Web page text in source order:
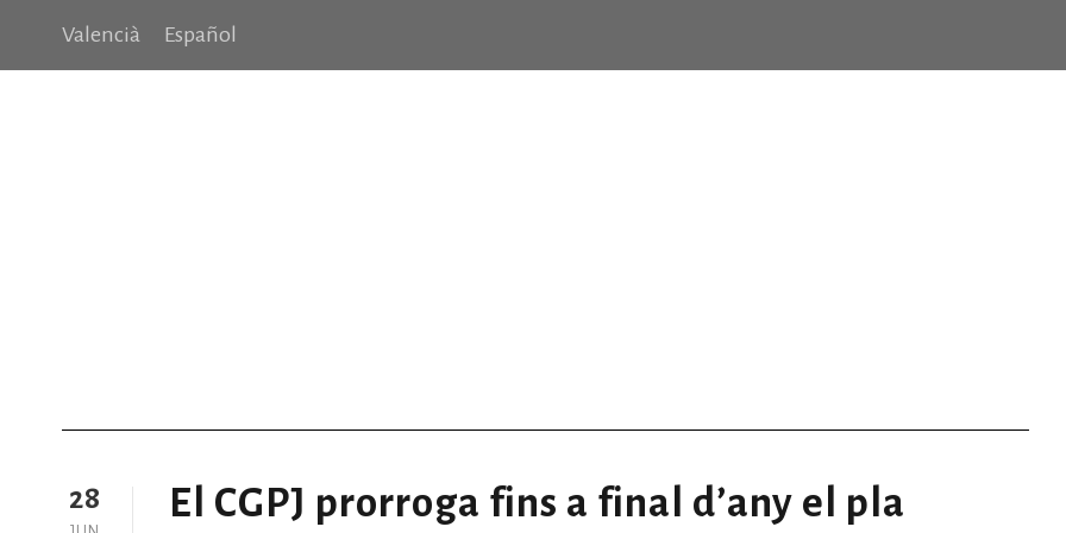
Valencià Español
28
El CGPJ prorroga fins a final d’any el pla